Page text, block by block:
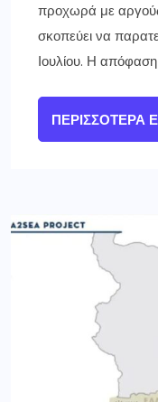
προχωρά με
σκοπεύει να
Ιουλίου. Η
ΠΕΡΙΣΣΌΤΕΡΑ